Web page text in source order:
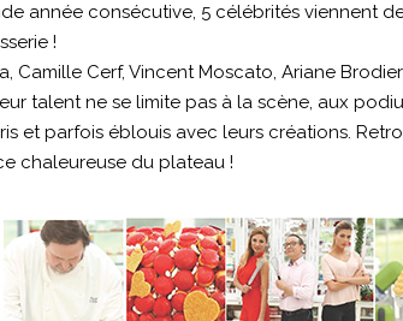
année consécutive, 5 célébrités viennent
!
Camille Cerf, Vincent Moscato, Ariane
talent ne se limite pas à la scène, aux
et parfois éblouis avec leurs créations.
chaleureuse du plateau !